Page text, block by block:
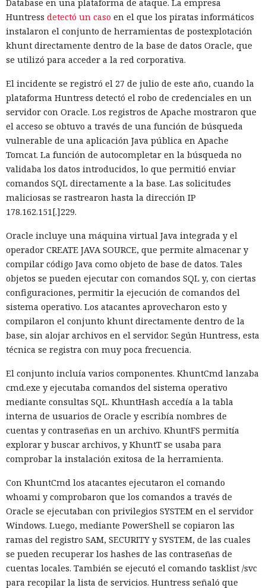
sin cambiar el código de las aplicaciones.
Entre otras novedades figuran la unificación de la carga útil
para reducir el número de solicitudes de precarga, un
mejor caché de archivos estáticos, la herramienta de
componentes lentos, documentación con soporte de
versiones para agentes de IA, límites propios de manejo de
errores y compatibilidad con importaciones de archivos tipo
«glob».
Las conversaciones sobre la pérdida de popularidad de
Next.js en favor de los frameworks Remix, Astro y Gatsby
aún no se confirman en los datos: según el director general
de Vercel, Guillermo Rauch, este año el número de
descargas del framework superó los mil millones — casi el
El sonado hackeo a Snowflake
no quedó impune: detenido el
autor, ya espera sentencia en
una celda.
10:34 / 07.08.2026
Hombre podría afrontar hasta 32 años de prisión por filtrar
secretos de 165 empresas.
El canadiense Connor Riley Muka ganó dinero durante
muchos meses con datos robados de otras personas, antes
de ser detenido y entregado a la justicia estadounidense por
uno de los mayores hackeos de los últimos años — ataque a
la plataforma en la nube Snowflake.
Database en una plataforma de ataque. La empresa
Huntress detectó un caso en el que los piratas informáticos
instalaron el conjunto de herramientas de postexplotación
khunt directamente dentro de la base de datos Oracle, que
se utilizó para acceder a la red corporativa.
El incidente se registró el 27 de julio de este año, cuando la
plataforma Huntress detectó el robo de credenciales en un
servidor con Oracle. Los registros de Apache mostraron que
el acceso se obtuvo a través de una función de búsqueda
vulnerable de una aplicación Java pública en Apache
Tomcat. La función de autocompletar en la búsqueda no
validaba los datos introducidos, lo que permitió enviar
comandos SQL directamente a la base. Las solicitudes
maliciosas se rastrearon hasta la dirección IP
178.162.151[.]229.
Oracle incluye una máquina virtual Java integrada y el
operador CREATE JAVA SOURCE, que permite almacenar y
compilar código Java como objeto de base de datos. Tales
objetos se pueden ejecutar con comandos SQL y, con ciertas
configuraciones, permitir la ejecución de comandos del
sistema operativo. Los atacantes aprovecharon esto y
compilaron el conjunto khunt directamente dentro de la
base, sin alojar archivos en el servidor. Según Huntress, esta
técnica se registra con muy poca frecuencia.
El conjunto incluía varios componentes. KhuntCmd lanzaba
cmd.exe y ejecutaba comandos del sistema operativo
mediante consultas SQL. KhuntHash accedía a la tabla
interna de usuarios de Oracle y escribía nombres de
cuentas y contraseñas en un archivo. KhuntFS permitía
explorar y buscar archivos, y KhuntT se usaba para
comprobar la instalación exitosa de la herramienta.
Con KhuntCmd los atacantes ejecutaron el comando
whoami y comprobaron que los comandos a través de
Oracle se ejecutaban con privilegios SYSTEM en el servidor
Windows. Luego, mediante PowerShell se copiaron las
ramas del registro SAM, SECURITY y SYSTEM, de las cuales
se pueden recuperar los hashes de las contraseñas de
cuentas locales. También se ejecutó el comando tasklist /svc
para recopilar la lista de servicios. Huntress señaló que